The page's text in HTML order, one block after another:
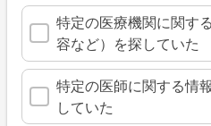
特定の医療機関に関す
容など）を探していた
特定の医師に関する情
していた